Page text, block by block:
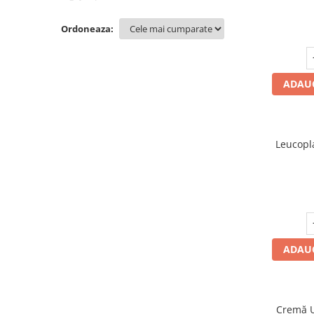
Masti pentru ten si gomaje
Tratamente si seruri pentru ten
Articole igiena dentara copii
Masti chirurgicale medicale
Ordoneaza:
Cremă